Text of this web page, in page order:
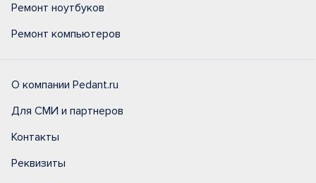
Ремонт ноутбуков
Ремонт компьютеров
О компании Pedant.ru
Для СМИ и партнеров
Контакты
Реквизиты